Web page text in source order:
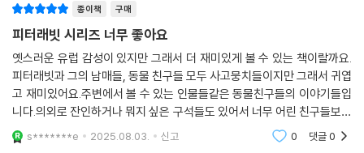
종이책 구매
피터래빗 시리즈 너무 좋아요
옛스러운 유럽 감성이 있지만 그래서 더 재미있게 볼 수 있는 책이랄까요.
피터래빗과 그의 남매들, 동물 친구들 모두 사고뭉치들이지만 그래서 귀엽
고 재미있어요.주변에서 볼 수 있는 인물들같은 동물친구들의 이야기들입
니다.의외로 잔인하거나 뭐지 싶은 구석들도 있어서 너무 어린 친구들보다
는 초등 고학년 이상에게 더 좋을 책입니다.
s*******e 2025.08.03. 신고 0 댓글0